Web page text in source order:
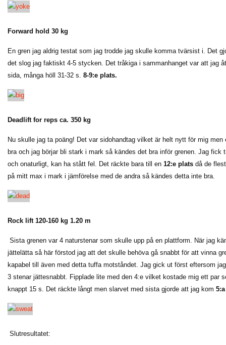
Forward hold 30 kg
En gren jag aldrig testat som jag trodde jag skulle komma tvärsist i. Det
det slog jag faktiskt 4-5 stycken. Det tråkiga i sammanhanget var att jag
sida, många höll 31-32 s. 8-9:e plats.
Deadlift for reps ca. 350 kg
Nu skulle jag ta poäng! Det var sidohandtag vilket är helt nytt för mig
bra och jag börjar bli stark i mark så kändes det bra inför grenen. Jag
och onaturligt, kan ha stått fel. Det räckte bara till en 12:e plats då de
på mitt max i mark i jämförelse med de andra så kändes detta inte bra.
Rock lift 120-160 kg 1.20 m
Sista grenen var 4 naturstenar som skulle upp på en plattform. När jag
jättelätta så här förstod jag att det skulle behöva gå snabbt för att vinna
kapabel till även med detta tuffa motståndet. Jag gick ut först eftersom
3 stenar jättesnabbt. Fipplade lite med den 4:e vilket kostade mig ett par
knappt 15 s. Det räckte långt men slarvet med sista gjorde att jag kom
Slutresultatet: